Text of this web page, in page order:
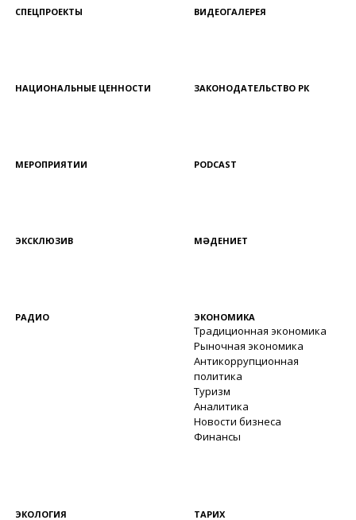
СПЕЦПРОЕКТЫ ВИДЕОГАЛЕРЕЯ
НАЦИОНАЛЬНЫЕ ЦЕННОСТИ ЗАКОНОДАТЕЛЬСТВО РК
МЕРОПРИЯТИИ PODCAST
ЭКСКЛЮЗИВ МӘДЕНИЕТ
РАДИО ЭКОНОМИКА
Традиционная экономика
Рыночная экономика
Антикоррупционная
политика
Туризм
Аналитика
Новости бизнеса
Финансы
ЭКОЛОГИЯ ТАРИХ